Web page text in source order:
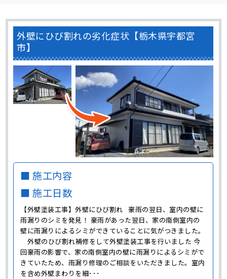
外壁にひび割れの劣化症状【栃木県宇都宮
市】
■ 施工内容
■ 施工日数
【外壁塗装工事】外壁にひび割れ 豪雨の翌日、室内の壁に
雨漏りのシミを発見！ 豪雨があった翌日、家の南側室内の
壁に雨漏りによるシミができていることに気がつきました。
外壁のひび割れ補修をして外壁塗装工事を行いました 今
回豪雨の影響で、家の南側室内の壁に雨漏りによるシミがで
きていたため、雨漏り修理のご相談をいただきました。室内
を含め外壁まわりを細･･･